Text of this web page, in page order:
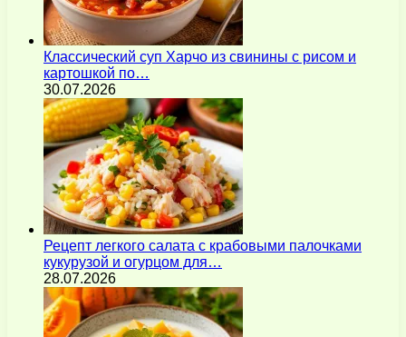
Классический суп Харчо из свинины с рисом и
картошкой по…
30.07.2026
Рецепт легкого салата с крабовыми палочками
кукурузой и огурцом для…
28.07.2026